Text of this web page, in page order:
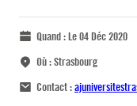
Quand :Le 04 Déc 2020
Où :Strasbourg
Contact :